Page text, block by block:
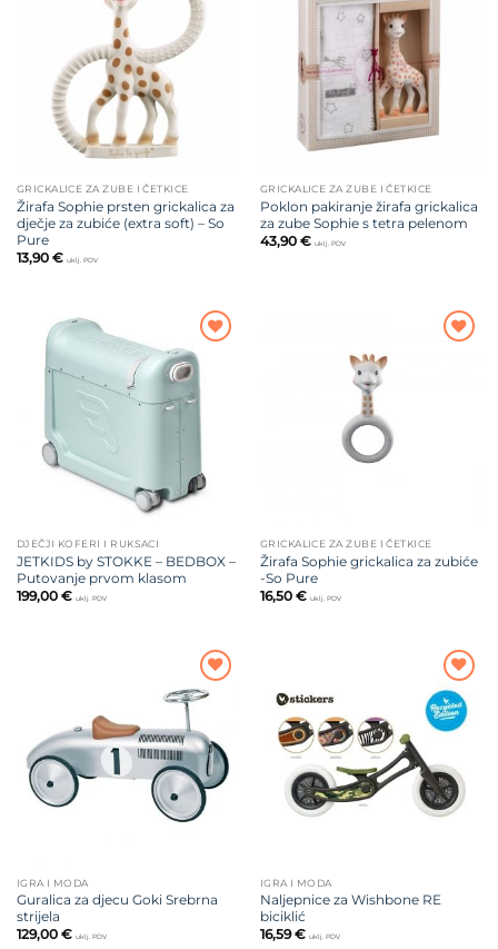
na listu
želja
GRICKALICE ZA ZUBE I ČETKICE
Žirafa Sophie prsten grickalica za
dječje za zubiće (extra soft) – So
Pure
13,90 € uklj. PDV
GRICKALICE ZA ZUBE I ČETKICE
Poklon pakiranje žirafa grickalica
za zube Sophie s tetra pelenom
43,90 € uklj. PDV
Dodajte
na listu
DJEČJI KOFERI I RUKSACI
JETKIDS by STOKKE – BEDBOX –
Putovanje prvom klasom
199,00 € uklj. PDV
GRICKALICE ZA ZUBE I ČETKICE
Žirafa Sophie grickalica za zubiće
-So Pure
16,50 € uklj. PDV
Dodajte
na listu
IGRA I MODA
Guralica za djecu Goki Srebrna
strijela
129,00 € uklj. PDV
Dodajte
na listu
želja
IGRA I MODA
Naljepnice za Wishbone RE
biciklić
16,59€ uklj. PDV